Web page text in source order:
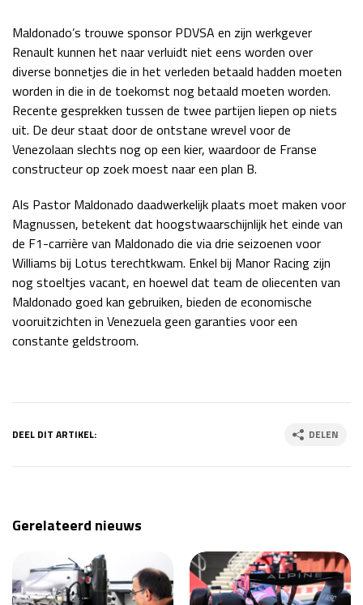
GP QATAR 2026 27 - 29 nov
Kwalificatie
za 19:00 - 20:00
Race
zo 17:00 - 19:00
Maldonado’s trouwe sponsor PDVSA en zijn werkgever
Renault kunnen het naar verluidt niet eens worden over
diverse bonnetjes die in het verleden betaald hadden moeten
worden in die in de toekomst nog betaald moeten worden.
Recente gesprekken tussen de twee partijen liepen op niets
uit. De deur staat door de ontstane wrevel voor de
Venezolaan slechts nog op een kier, waardoor de Franse
constructeur op zoek moest naar een plan B.
Als Pastor Maldonado daadwerkelijk plaats moet maken voor
Magnussen, betekent dat hoogstwaarschijnlijk het einde van
de F1-carrière van Maldonado die via drie seizoenen voor
Williams bij Lotus terechtkwam. Enkel bij Manor Racing zijn
nog stoeltjes vacant, en hoewel dat team de oliecenten van
Maldonado goed kan gebruiken, bieden de economische
vooruitzichten in Venezuela geen garanties voor een
constante geldstroom.
DEEL DIT ARTIKEL: DELEN
Gerelateerd nieuws